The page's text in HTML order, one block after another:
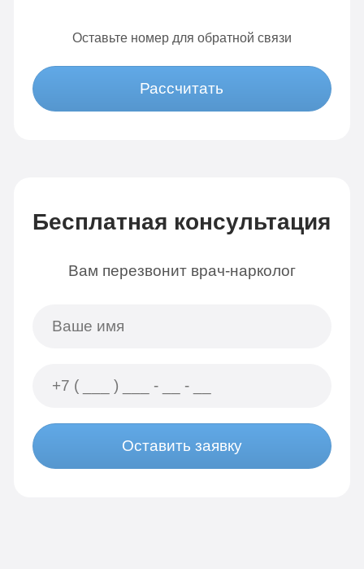
Оставьте номер для обратной связи
Рассчитать
Бесплатная консультация
Вам перезвонит врач-нарколог
Оставить заявку